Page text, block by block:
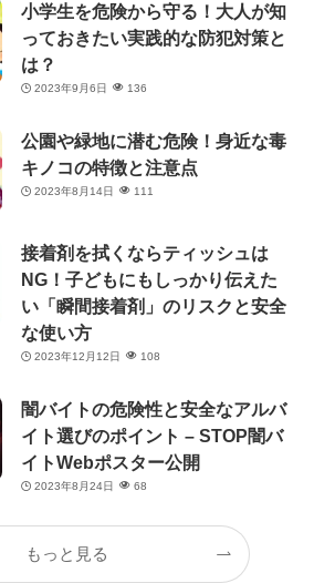
小学生を危険から守る！大人が知
っておきたい実践的な防犯対策と
は？
2023年9月6日 136
公園や緑地に潜む危険！身近な毒
キノコの特徴と注意点
2023年8月14日 111
接着剤を拭くならティッシュは
NG！子どもにもしっかり伝えた
い「瞬間接着剤」のリスクと安全
な使い方
2023年12月12日 108
闇バイトの危険性と安全なアルバ
イト選びのポイント – STOP闇バ
イトWebポスター公開
2023年8月24日 68
もっと見る